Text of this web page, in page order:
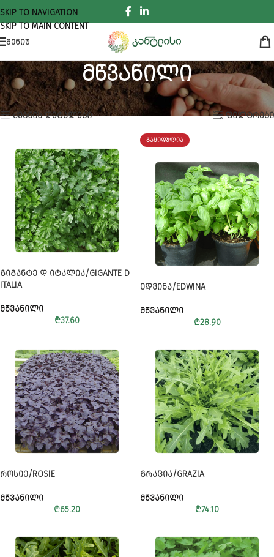
SKIP TO NAVIGATION
SKIP TO MAIN CONTENT
ᲛᲔᲜᲘᲣ
მწვანილი
ᲛᲗᲐᲕᲐᲠᲘ ᲡᲐᲗᲔᲡᲚᲔ ᲛᲐᲡᲐᲚᲔᲑᲘ მწვანილი Showing all 9 results
ᲫᲔᲑᲜᲘᲡ ᲓᲔᲢᲐᲚᲔᲑᲘ ᲤᲘᲚᲢᲠᲔᲑᲘ
ᲒᲘᲒᲐᲜᲢᲔ Დ ᲘᲢᲐᲚᲘᲐ/GIGANTE D
ITALIA
ᲛᲬᲕᲐᲜᲘᲚᲘ
₾37.60
ᲒᲐᲧᲘᲓᲣᲚᲘᲐ
ᲔᲓᲕᲘᲜᲐ/EDWINA
ᲛᲬᲕᲐᲜᲘᲚᲘ
₾28.90
ᲠᲝᲡᲘᲔ/ROSIE
ᲛᲬᲕᲐᲜᲘᲚᲘ
₾65.20
ᲒᲠᲐᲪᲘᲐ/GRAZIA
ᲛᲬᲕᲐᲜᲘᲚᲘ
₾74.10